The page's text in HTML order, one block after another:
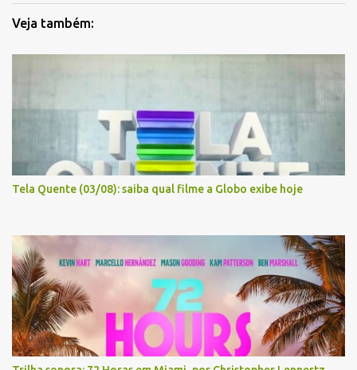
Veja também:
Tela Quente (03/08): saiba qual filme a Globo exibe hoje